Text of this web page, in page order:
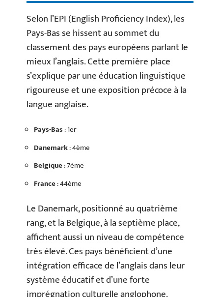
Selon l’EPI (English Proficiency Index), les
Pays-Bas se hissent au sommet du
classement des pays européens parlant le
mieux l’anglais. Cette première place
s’explique par une éducation linguistique
rigoureuse et une exposition précoce à la
langue anglaise.
Pays-Bas: 1er
Danemark: 4ème
Belgique: 7ème
France: 44ème
Le Danemark, positionné au quatrième
rang, et la Belgique, à la septième place,
affichent aussi un niveau de compétence
très élevé. Ces pays bénéficient d’une
intégration efficace de l’anglais dans leur
système éducatif et d’une forte